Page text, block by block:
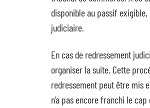
disponible au passif
judiciaire.
En cas de redressement
organiser la suite. Cette
redressement peut être mis
n’a pas encore franchi le